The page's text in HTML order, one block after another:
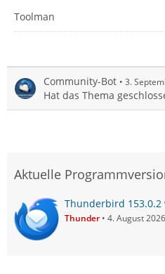
Toolman
Community-Bot 3.
Hat das Thema
Aktuelle
Thunderbird
Thunder 4. August